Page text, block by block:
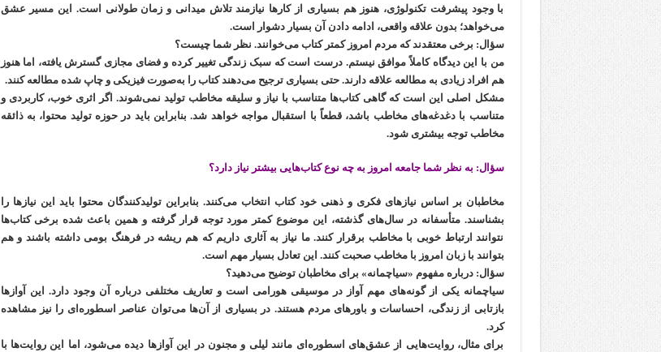
با وجود پیشرفت تکنولوژی، هنوز هم بسیاری از کارها نیازمند تلاش میدانی و زمان طولانی است. این مسیر عشق
می‌خواهد؛ بدون علاقه واقعی، ادامه دادن آن بسیار دشوار است.
سؤال: برخی معتقدند که مردم امروز کمتر کتاب می‌خوانند. نظر شما چیست؟
من با این دیدگاه کاملاً موافق نیستم. درست است که سبک زندگی تغییر کرده و فضای مجازی گسترش یافته، اما هنوز
هم افراد زیادی به مطالعه علاقه دارند. حتی بسیاری ترجیح می‌دهند کتاب را به‌صورت فیزیکی و چاپ شده مطالعه کنند.
مشکل اصلی این است که گاهی کتاب‌ها متناسب با نیاز و سلیقه مخاطب تولید نمی‌شوند. اگر اثری خوب، کاربردی و
متناسب با دغدغه‌های مخاطب باشد، قطعاً با استقبال مواجه خواهد شد. بنابراین باید در حوزه تولید محتوا، به ذائقه
مخاطب توجه بیشتری شود.
سؤال: به نظر شما جامعه امروز به چه نوع کتاب‌هایی بیشتر نیاز دارد؟
مخاطبان بر اساس نیازهای فکری و ذهنی خود کتاب انتخاب می‌کنند. بنابراین تولیدکنندگان محتوا باید این نیازها را
بشناسند. متأسفانه در سال‌های گذشته، این موضوع کمتر مورد توجه قرار گرفته و همین باعث شده برخی کتاب‌ها
نتوانند ارتباط خوبی با مخاطب برقرار کنند. ما نیاز به آثاری داریم که هم ریشه در فرهنگ بومی داشته باشند و هم
بتوانند با زبان امروز با مخاطب صحبت کنند. این تعادل بسیار مهم است.
سؤال: درباره مفهوم «سیاچمانه» برای مخاطبان توضیح می‌دهید؟
سیاچمانه یکی از گونه‌های مهم آواز در موسیقی هورامی است و تعاریف مختلفی درباره آن وجود دارد. این آوازها
بازتابی از زندگی، احساسات و باورهای مردم هستند. در بسیاری از آن‌ها می‌توان عناصر اسطوره‌ای را نیز مشاهده
کرد.
برای مثال، روایت‌هایی از عشق‌های اسطوره‌ای مانند لیلی و مجنون در این آوازها دیده می‌شود، اما این روایت‌ها با